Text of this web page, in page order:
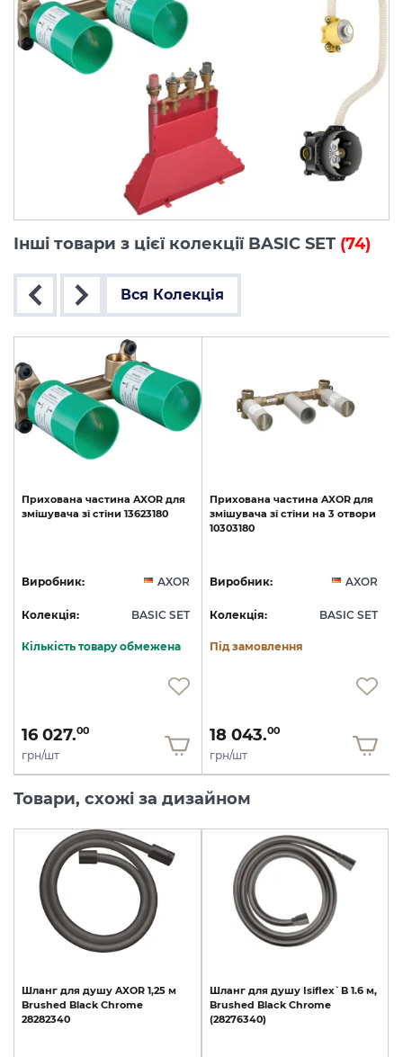
Інші товари з цієї колекції BASIC SET (74)
Вся Колекція
Прихована частина AXOR для
змішувача зі стіни 13623180
Виробник: AXOR
Колекція: BASIC SET
Кількість товару обмежена
16 027.00
грн/шт
Прихована частина AXOR для
змішувача зі стіни на 3 отвори
10303180
Виробник: AXOR
Колекція: BASIC SET
Під замовлення
18 043.00
грн/шт
Товари, схожі за дизайном
Шланг для душу AXOR 1,25 м
Brushed Black Chrome
28282340
Шланг для душу Isiflex`B 1.6 м,
Brushed Black Chrome
(28276340)